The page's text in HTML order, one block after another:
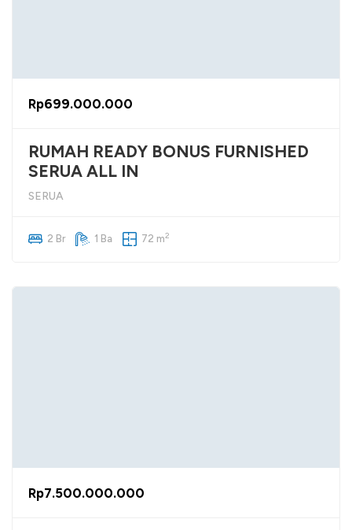
Rp699.000.000
RUMAH READY BONUS FURNISHED
SERUA ALL IN
SERUA
2 Br 1 Ba 72 m2
Rp7.500.000.000